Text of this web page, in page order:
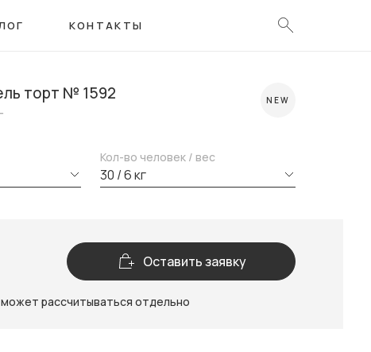
КОНТАКТЫ
торт № 1592 NEW
Кол-во человек / вес
30 / 6 кг
Оставить заявку
рассчитываться отдельно